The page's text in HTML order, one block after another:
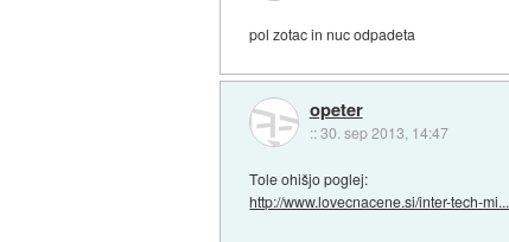
pol zotac in nuc odpadeta
opeter
::30. sep 2013, 14:47
Tole ohišjo poglej:
http://www.lovecnacene.si/inter-tech-mi...